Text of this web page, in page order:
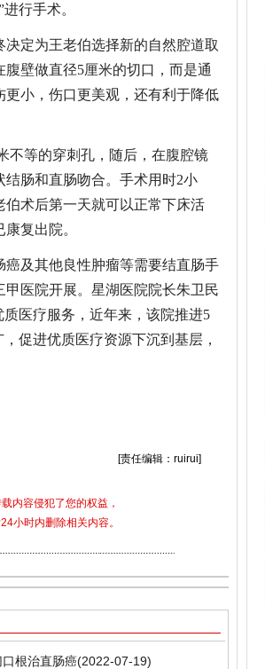
行手术。
定为王老伯选择新的自然腔道取
壁做直径5厘米的切口，而是通
小，伤口更美观，还有利于降低
不等的穿刺孔，随后，在腹腔镜
肠和直肠吻合。手术用时2小
伯术后第一天就可以正常下床活
复出院。
及其他良性肿瘤等需要结直肠手
医院开展。星湖医院院长朱卫民
医疗服务，近年来，该院推进5
促进优质医疗资源下沉到基层，
[责任编辑：ruirui]
内容侵犯了您的权益，
小时内删除相关内容。
根治直肠癌(2022-07-19)